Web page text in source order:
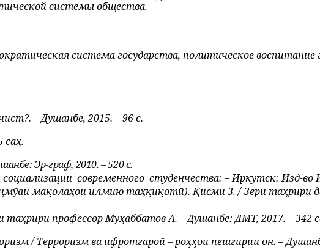
системы общества.
система государства, политическое
– Душанбе, 2015. – 96 с.
саҳ.
Эр-граф, 2010. – 520 с.
современного студенчества: – Иркутск: Изд-во
мақолаҳои илмию таҳқиқотӣ). Қисми 3. / Зери таҳрири
профессор Муҳаббатов А. – Душанбе: ДМТ, 2017. – 342
/ Терроризм ва ифротгароӣ – роҳҳои пешгирии он. –